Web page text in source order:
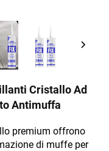
Cristallo Ad
Antimuffa
premium offrono
di muffe per